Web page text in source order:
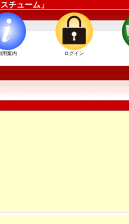
チューム」
用案内 ログイン